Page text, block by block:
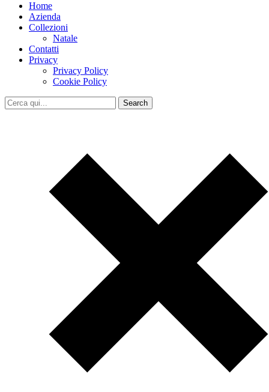
Home
Azienda
Collezioni
Natale
Contatti
Privacy
Privacy Policy
Cookie Policy